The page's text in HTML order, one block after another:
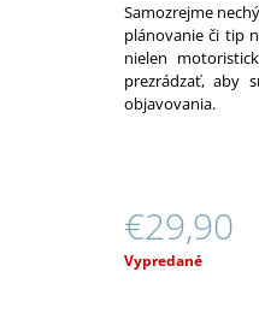
Samozrejme
plánovanie či tip
nielen
prezrádzať, aby
objavovania.
€29,90
Jednotková
Vypredané